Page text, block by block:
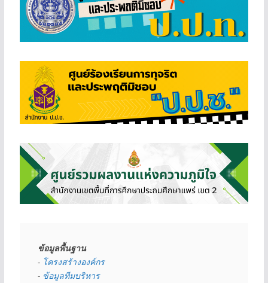
ข้อมูลพื้นฐาน
- โครงสร้างองค์กร
- ข้อมูลทีมบริหาร